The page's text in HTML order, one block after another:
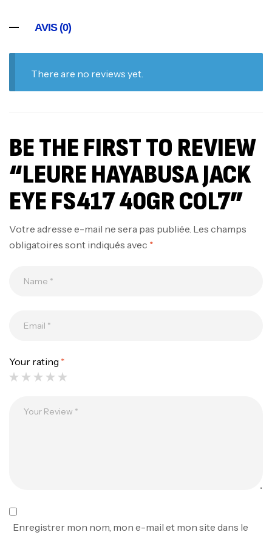
AVIS (0)
There are no reviews yet.
BE THE FIRST TO REVIEW
“LEURE HAYABUSA JACK
EYE FS417 40GR COL7”
Votre adresse e-mail ne sera pas publiée. Les champs
obligatoires sont indiqués avec *
Your rating *
Enregistrer mon nom, mon e-mail et mon site dans le
1.83m 120/250gr 30kg
Bagagerie
د.ت378,000